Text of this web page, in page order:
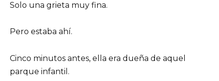
Solo una grieta muy fina.
Pero estaba ahí.
Cinco minutos antes, ella era dueña de aquel
parque infantil.